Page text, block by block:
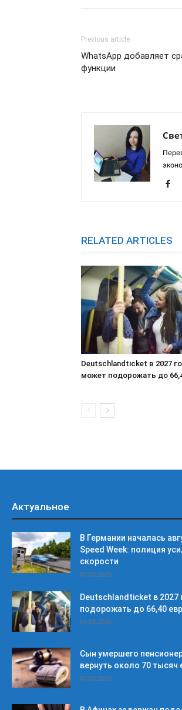
Previous article
WhatsApp добавляет
функции
RELATED ARTICLES
Deutschlandticket в 2027
может подорожать до
Актуальное
В Германии началась
Speed Week: полиция
скорости
04.08.2026
Deutschlandticket в 2027
подорожать до 66,40
04.08.2026
Сын умершего
вернуть около 70 тысяч
04.08.2026